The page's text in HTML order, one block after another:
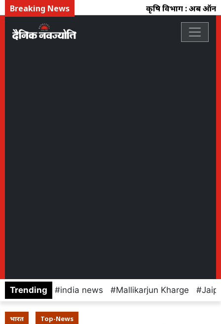
Breaking News कृषि विभाग : अब
Trending india news Mallikarjun Kharge
भारत Top-News